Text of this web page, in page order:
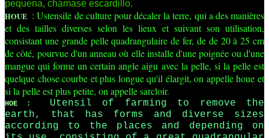
pequena, chámase escardillo.
HOUE : Ustensile de culture pour décaler la terre, qui a des manières
et des tailles diverses selon les lieux et suivant son utilisation,
consistant une grande pelle quadrangulaire de fer, de de 20 à 25 cm
de côté, pourvue d'un anneau où elle installe d'une poignée ou d'une
mangue qui forme un certain angle aigu avec la pelle, si la pelle est
quelque chose courbe et plus longue qu'il élargit, on appelle houe et
si la pelle est plus petite, on appelle sarcloir.
HOE :
Utensil of farming to remove the
earth, that has forms and diverse sizes
according to the places and depending on